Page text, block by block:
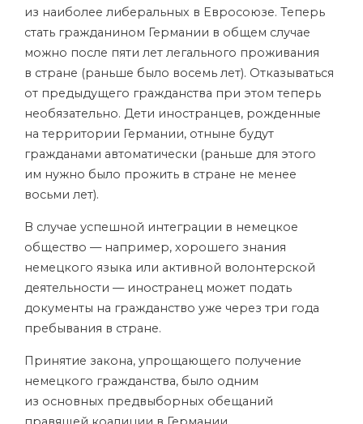
из наиболее либеральных в Евросоюзе. Теперь
стать гражданином Германии в общем случае
можно после пяти лет легального проживания
в стране (раньше было восемь лет). Отказываться
от предыдущего гражданства при этом теперь
необязательно. Дети иностранцев, рожденные
на территории Германии, отныне будут
гражданами автоматически (раньше для этого
им нужно было прожить в стране не менее
восьми лет).
В случае успешной интеграции в немецкое
общество — например, хорошего знания
немецкого языка или активной волонтерской
деятельности — иностранец может подать
документы на гражданство уже через три года
пребывания в стране.
Принятие закона, упрощающего получение
немецкого гражданства, было одним
из основных предвыборных обещаний